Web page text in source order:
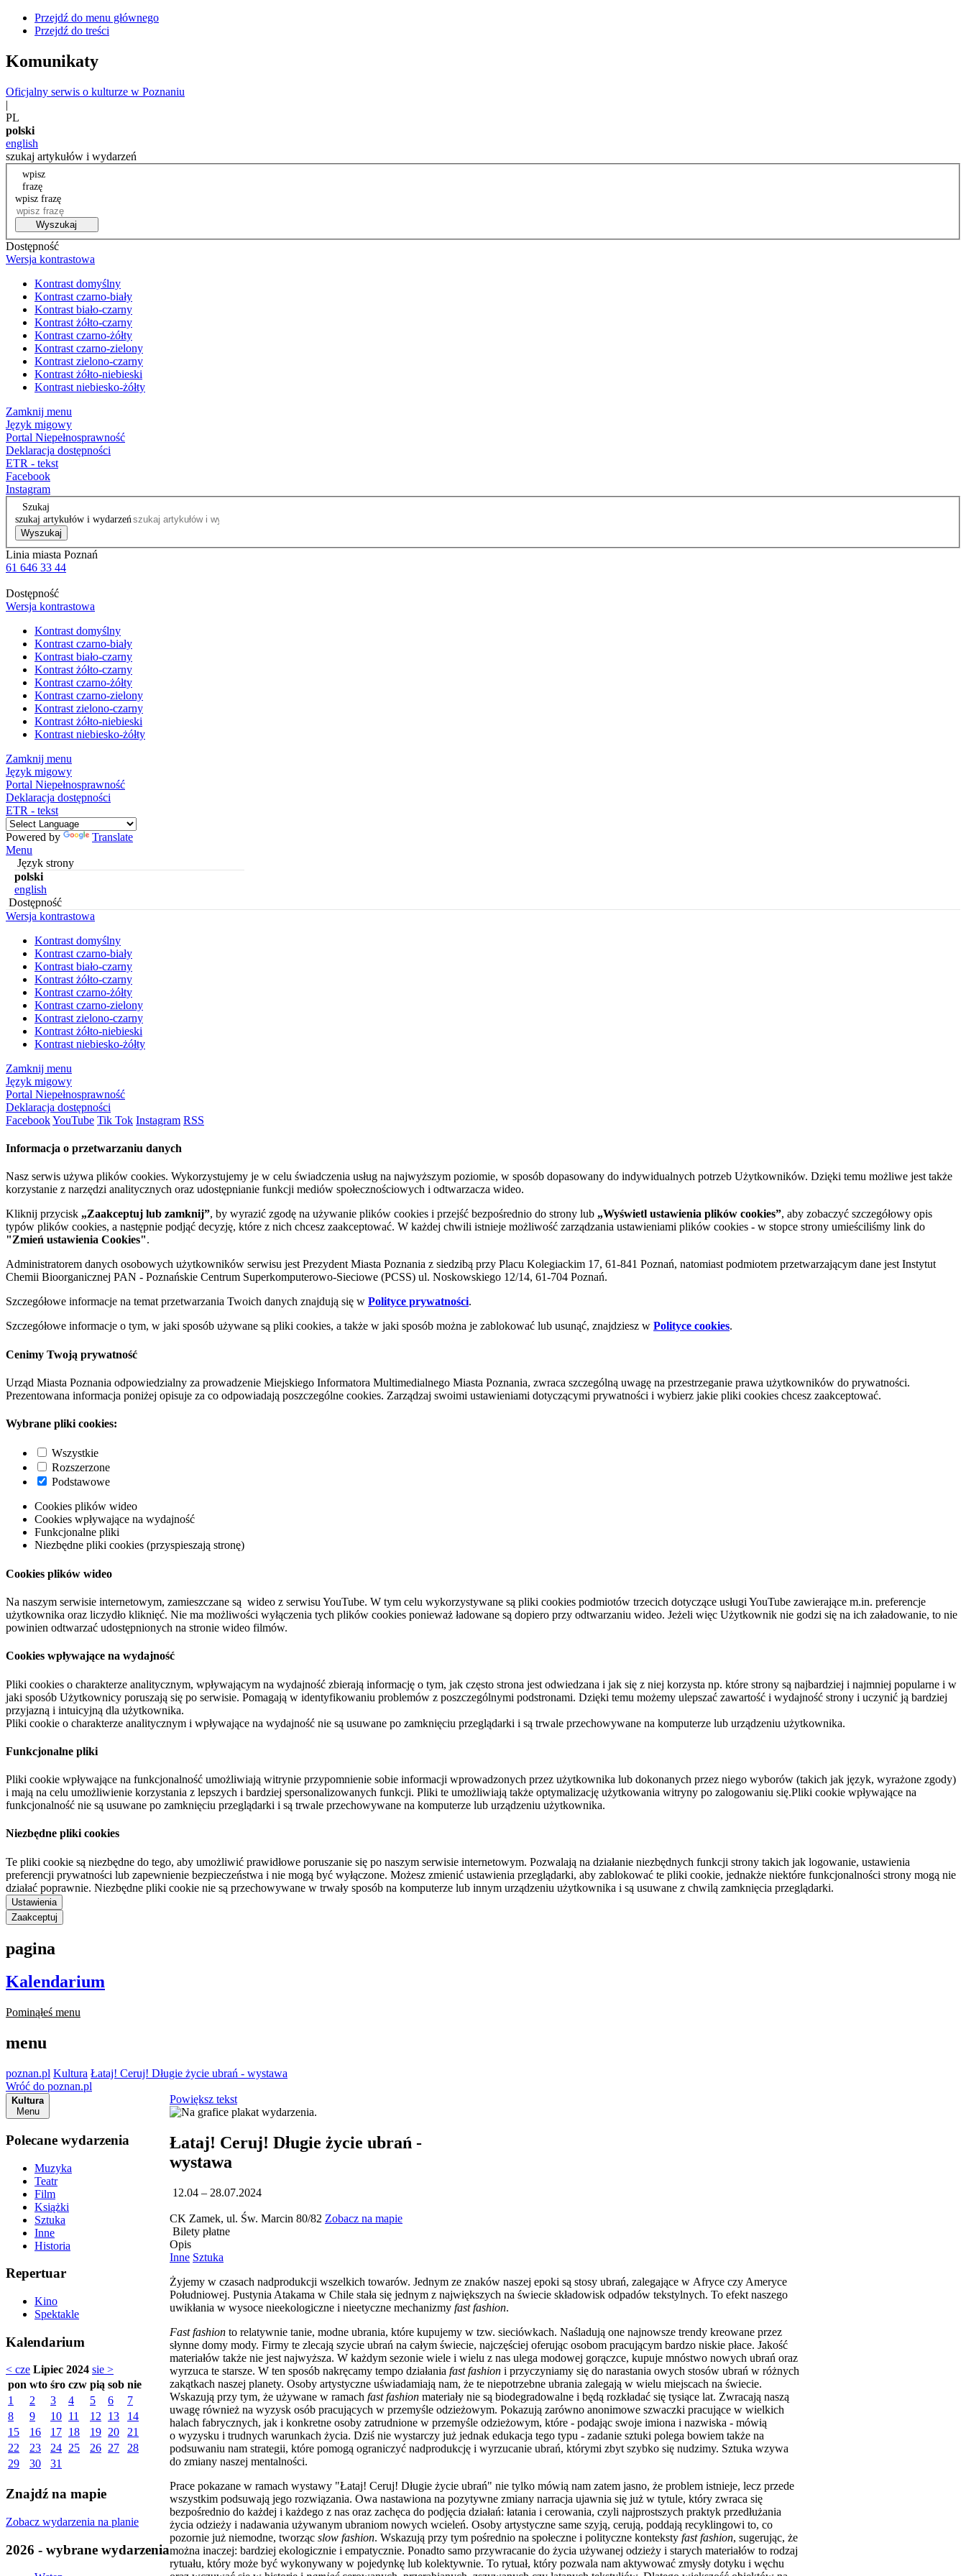
Przejdź do menu głównego
Przejdź do treści
Komunikaty
Oficjalny serwis o kulturze w Poznaniu
|
PL
polski
english
szukaj artykułów i wydarzeń
wpisz
frazę
wpisz frazę
Wyszukaj
Dostępność
Wersja kontrastowa
Kontrast domyślny
Kontrast czarno-biały
Kontrast biało-czarny
Kontrast żółto-czarny
Kontrast czarno-żółty
Kontrast czarno-zielony
Kontrast zielono-czarny
Kontrast żółto-niebieski
Kontrast niebiesko-żółty
Zamknij menu
Język migowy
Portal Niepełnosprawność
Deklaracja dostępności
ETR - tekst
Facebook
Instagram
Szukaj
szukaj artykułów i wydarzeń
Wyszukaj
Linia miasta Poznań
61 646 33 44
Dostępność
Wersja kontrastowa
Kontrast domyślny
Kontrast czarno-biały
Kontrast biało-czarny
Kontrast żółto-czarny
Kontrast czarno-żółty
Kontrast czarno-zielony
Kontrast zielono-czarny
Kontrast żółto-niebieski
Kontrast niebiesko-żółty
Zamknij menu
Język migowy
Portal Niepełnosprawność
Deklaracja dostępności
ETR - tekst
Powered by
Translate
Menu
Język strony
polski
english
Dostępność
Wersja kontrastowa
Kontrast domyślny
Kontrast czarno-biały
Kontrast biało-czarny
Kontrast żółto-czarny
Kontrast czarno-żółty
Kontrast czarno-zielony
Kontrast zielono-czarny
Kontrast żółto-niebieski
Kontrast niebiesko-żółty
Zamknij menu
Język migowy
Portal Niepełnosprawność
Deklaracja dostępności
FacebookYouTube Tik Tok Instagram RSS
Informacja o przetwarzaniu danych
Nasz serwis używa plików cookies. Wykorzystujemy je w celu świadczenia usług na najwyższym poziomie, w sposób dopasowany do indywidualnych potrzeb Użytkowników. Dzięki temu możliwe jest także
korzystanie z narzędzi analitycznych oraz udostępnianie funkcji mediów społecznościowych i odtwarzacza wideo.
Kliknij przycisk „Zaakceptuj lub zamknij”, by wyrazić zgodę na używanie plików cookies i przejść bezpośrednio do strony lub „Wyświetl ustawienia plików cookies”, aby zobaczyć szczegółowy opis
typów plików cookies, a następnie podjąć decyzję, które z nich chcesz zaakceptować. W każdej chwili istnieje możliwość zarządzania ustawieniami plików cookies - w stopce strony umieściliśmy link do
"Zmień ustawienia Cookies".
Administratorem danych osobowych użytkowników serwisu jest Prezydent Miasta Poznania z siedzibą przy Placu Kolegiackim 17, 61-841 Poznań, natomiast podmiotem przetwarzającym dane jest Instytut
Chemii Bioorganicznej PAN - Poznańskie Centrum Superkomputerowo-Sieciowe (PCSS) ul. Noskowskiego 12/14, 61-704 Poznań.
Szczegółowe informacje na temat przetwarzania Twoich danych znajdują się w Polityce prywatności.
Szczegółowe informacje o tym, w jaki sposób używane są pliki cookies, a także w jaki sposób można je zablokować lub usunąć, znajdziesz w Polityce cookies.
Cenimy Twoją prywatność
Urząd Miasta Poznania odpowiedzialny za prowadzenie Miejskiego Informatora Multimedialnego Miasta Poznania, zwraca szczególną uwagę na przestrzeganie prawa użytkowników do prywatności.
Prezentowana informacja poniżej opisuje za co odpowiadają poszczególne cookies. Zarządzaj swoimi ustawieniami dotyczącymi prywatności i wybierz jakie pliki cookies chcesz zaakceptować.
Wybrane pliki cookies:
Wszystkie
Rozszerzone
Podstawowe
Cookies plików wideo
Cookies wpływające na wydajność
Funkcjonalne pliki
Niezbędne pliki cookies (przyspieszają stronę)
Cookies plików wideo
Na naszym serwisie internetowym, zamieszczane są wideo z serwisu YouTube. W tym celu wykorzystywane są pliki cookies podmiotów trzecich dotyczące usługi YouTube zawierające m.in. preferencje
użytkownika oraz liczydło kliknięć. Nie ma możliwości wyłączenia tych plików cookies ponieważ ładowane są dopiero przy odtwarzaniu wideo. Jeżeli więc Użytkownik nie godzi się na ich załadowanie, to nie
powinien odtwarzać udostępnionych na stronie wideo filmów.
Cookies wpływające na wydajność
Pliki cookies o charakterze analitycznym, wpływającym na wydajność zbierają informację o tym, jak często strona jest odwiedzana i jak się z niej korzysta np. które strony są najbardziej i najmniej popularne i w
jaki sposób Użytkownicy poruszają się po serwisie. Pomagają w identyfikowaniu problemów z poszczególnymi podstronami. Dzięki temu możemy ulepszać zawartość i wydajność strony i uczynić ją bardziej
przyjazną i intuicyjną dla użytkownika.
Pliki cookie o charakterze analitycznym i wpływające na wydajność nie są usuwane po zamknięciu przeglądarki i są trwale przechowywane na komputerze lub urządzeniu użytkownika.
Funkcjonalne pliki
Pliki cookie wpływające na funkcjonalność umożliwiają witrynie przypomnienie sobie informacji wprowadzonych przez użytkownika lub dokonanych przez niego wyborów (takich jak język, wyrażone zgody)
i mają na celu umożliwienie korzystania z lepszych i bardziej spersonalizowanych funkcji. Pliki te umożliwiają także optymalizację użytkowania witryny po zalogowaniu się.Pliki cookie wpływające na
funkcjonalność nie są usuwane po zamknięciu przeglądarki i są trwale przechowywane na komputerze lub urządzeniu użytkownika.
Niezbędne pliki cookies
Te pliki cookie są niezbędne do tego, aby umożliwić prawidłowe poruszanie się po naszym serwisie internetowym. Pozwalają na działanie niezbędnych funkcji strony takich jak logowanie, ustawienia
preferencji prywatności lub zapewnienie bezpieczeństwa i nie mogą być wyłączone. Możesz zmienić ustawienia przeglądarki, aby zablokować te pliki cookie, jednakże niektóre funkcjonalności strony mogą nie
działać poprawnie. Niezbędne pliki cookie nie są przechowywane w trwały sposób na komputerze lub innym urządzeniu użytkownika i są usuwane z chwilą zamknięcia przeglądarki.
Ustawienia
Zaakceptuj
pagina
Kalendarium
Pominąłeś menu
menu
poznan.pl Kultura Łataj! Ceruj! Długie życie ubrań - wystawa
Wróć do poznan.pl
Kultura
Menu
Polecane wydarzenia
Muzyka
Teatr
Film
Książki
Sztuka
Inne
Historia
Repertuar
Kino
Spektakle
Kalendarium
< cze Lipiec 2024 sie >
pon wto śro czw pią sob nie
1
2 3 4 5 6
7
8
9 10 11 12 13
14
15
16 17 18 19 20
21
22
23 24 25 26 27
28
29
30 31
Znajdź na mapie
Zobacz wydarzenia na planie
2026 - wybrane wydarzenia
Powiększ tekst
Łataj! Ceruj! Długie życie ubrań -
wystawa
12.04 – 28.07.2024
CK Zamek, ul. Św. Marcin 80/82 Zobacz na mapie
Bilety płatne
Opis
Inne Sztuka
Żyjemy w czasach nadprodukcji wszelkich towarów. Jednym ze znaków naszej epoki są stosy ubrań, zalegające w Afryce czy Ameryce
Południowej. Pustynia Atakama w Chile stała się jednym z największych na świecie składowisk odpadów tekstylnych. To efekt naszego
uwikłania w wysoce nieekologiczne i nieetyczne mechanizmy fast fashion.
Fast fashion to relatywnie tanie, modne ubrania, które kupujemy w tzw. sieciówkach. Naśladują one najnowsze trendy kreowane przez
słynne domy mody. Firmy te zlecają szycie ubrań na całym świecie, najczęściej oferując osobom pracującym bardzo niskie płace. Jakość
materiałów także nie jest najwyższa. W każdym sezonie wiele i wielu z nas ulega modowej gorączce, kupuje mnóstwo nowych ubrań oraz
wyrzuca te starsze. W ten sposób nakręcamy tempo działania fast fashion i przyczyniamy się do narastania owych stosów ubrań w różnych
zakątkach naszej planety. Osoby artystyczne uświadamiają nam, że te niepotrzebne ubrania zalegają w wielu miejscach na świecie.
Wskazują przy tym, że używane w ramach fast fashion materiały nie są biodegradowalne i będą rozkładać się tysiące lat. Zwracają naszą
uwagę również na wyzysk osób pracujących w przemyśle odzieżowym. Pokazują zarówno anonimowe szwaczki pracujące w wielkich
halach fabrycznych, jak i konkretne osoby zatrudnione w przemyśle odzieżowym, które - podając swoje imiona i nazwiska - mówią
o wyzysku i trudnych warunkach życia. Dziś nie wystarczy już jednak edukacja tego typu - zadanie sztuki polega bowiem także na
podsuwaniu nam strategii, które pomogą ograniczyć nadprodukcję i wyrzucanie ubrań, którymi zbyt szybko się nudzimy. Sztuka wzywa
do zmiany naszej mentalności.
Prace pokazane w ramach wystawy "Łataj! Ceruj! Długie życie ubrań" nie tylko mówią nam zatem jasno, że problem istnieje, lecz przede
wszystkim podsuwają jego rozwiązania. Owa nastawiona na pozytywne zmiany narracja ujawnia się już w tytule, który zwraca się
bezpośrednio do każdej i każdego z nas oraz zachęca do podjęcia działań: łatania i cerowania, czyli najprostszych praktyk przedłużania
życia odzieży i nadawania używanym ubraniom nowych wcieleń. Osoby artystyczne same szyją, cerują, poddają recyklingowi to, co
pozornie już niemodne, tworząc slow fashion. Wskazują przy tym pośrednio na społeczne i polityczne konteksty fast fashion, sugerując, że
można inaczej: bardziej ekologicznie i empatycznie. Ponadto samo przywracanie do życia używanej odzieży i starych materiałów to rodzaj
rytuału, który może być wykonywany w pojedynkę lub kolektywnie. To rytuał, który pozwala nam aktywować zmysły dotyku i węchu